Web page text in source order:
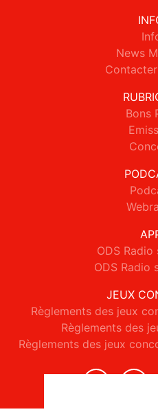
News
Bons
ODS Radio
ODS Radio
JEUX
Règlements des jeux
Règlements des
Règlements des jeux